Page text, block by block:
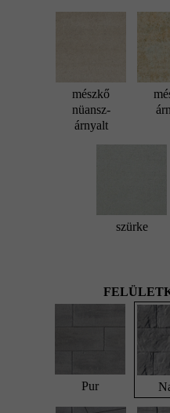
mészkő
nüansz-
árnyalt
szürke
Pur